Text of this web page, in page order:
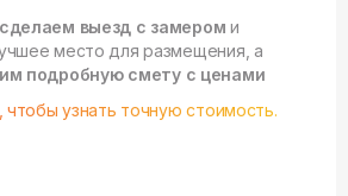
сделаем выезд с замером и
место для размещения, а
подробную смету с ценами
узнать точную стоимость.